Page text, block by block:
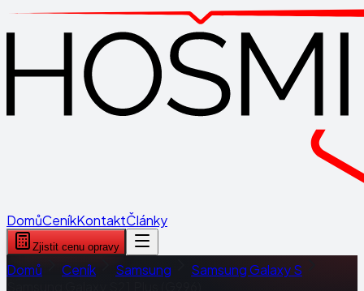
DomůCeníkKontaktČlánky
Zjistit cenu opravy
Domů Ceník Samsung
Samsung Galaxy S